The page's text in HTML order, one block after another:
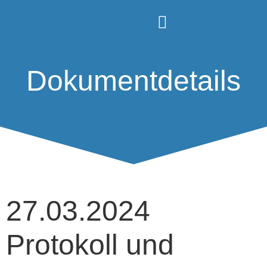
Dokumentdetails
27.03.2024
Protokoll und